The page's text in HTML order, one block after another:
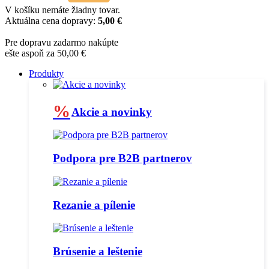
V košíku nemáte žiadny tovar.
Aktuálna cena dopravy: 5,00 €
Pre dopravu zadarmo nakúpte
ešte aspoň za 50,00 €
Produkty
% Akcie a novinky
Podpora pre B2B partnerov
Rezanie a pílenie
Brúsenie a leštenie